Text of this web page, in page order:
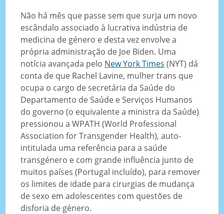
Não há mês que passe sem que surja um novo
escândalo associado à lucrativa indústria de
medicina de género e desta vez envolve a
própria administração de Joe Biden. Uma
notícia avançada pelo New York Times (NYT) dá
conta de que Rachel Lavine, mulher trans que
ocupa o cargo de secretária da Saúde do
Departamento de Saúde e Serviços Humanos
do governo (o equivalente a ministra da Saúde)
pressionou a WPATH (World Professional
Association for Transgender Health), auto-
intitulada uma referência para a saúde
transgénero e com grande influência junto de
muitos países (Portugal incluído), para remover
os limites de idade para cirurgias de mudança
de sexo em adolescentes com questões de
disforia de género.